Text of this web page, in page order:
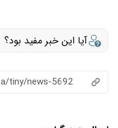
آیا این خبر مفید بود؟
tiny/news-5692